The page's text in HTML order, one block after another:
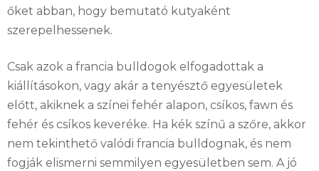
őket abban, hogy bemutató kutyaként
szerepelhessenek.
Csak azok a francia bulldogok elfogadottak a
kiállításokon, vagy akár a tenyésztő egyesületek
előtt, akiknek a színei fehér alapon, csíkos, fawn és
fehér és csíkos keveréke. Ha kék színű a szőre, akkor
nem tekinthető valódi francia bulldognak, és nem
fogják elismerni semmilyen egyesületben sem. A jó